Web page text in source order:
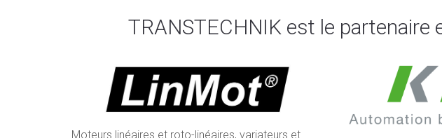
TRANSTECHNIK est le
Moteurs linéaires et roto-linéaires, variateurs et